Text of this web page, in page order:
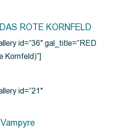
ROTE KORNFELD
id=”36″ gal_title=”RED
Kornfeld)”]
id=”21″